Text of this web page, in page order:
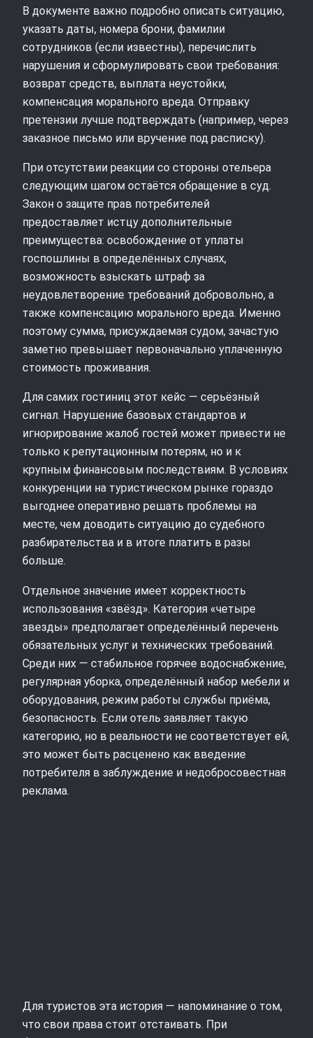
В документе важно подробно описать ситуацию,
указать даты, номера брони, фамилии
сотрудников (если известны), перечислить
нарушения и сформулировать свои требования:
возврат средств, выплата неустойки,
компенсация морального вреда. Отправку
претензии лучше подтверждать (например, через
заказное письмо или вручение под расписку).
При отсутствии реакции со стороны отельера
следующим шагом остаётся обращение в суд.
Закон о защите прав потребителей
предоставляет истцу дополнительные
преимущества: освобождение от уплаты
госпошлины в определённых случаях,
возможность взыскать штраф за
неудовлетворение требований добровольно, а
также компенсацию морального вреда. Именно
поэтому сумма, присуждаемая судом, зачастую
заметно превышает первоначально уплаченную
стоимость проживания.
Для самих гостиниц этот кейс — серьёзный
сигнал. Нарушение базовых стандартов и
игнорирование жалоб гостей может привести не
только к репутационным потерям, но и к
крупным финансовым последствиям. В условиях
конкуренции на туристическом рынке гораздо
выгоднее оперативно решать проблемы на
месте, чем доводить ситуацию до судебного
разбирательства и в итоге платить в разы
больше.
Отдельное значение имеет корректность
использования «звёзд». Категория «четыре
звезды» предполагает определённый перечень
обязательных услуг и технических требований.
Среди них — стабильное горячее водоснабжение,
регулярная уборка, определённый набор мебели и
оборудования, режим работы службы приёма,
безопасность. Если отель заявляет такую
категорию, но в реальности не соответствует ей,
это может быть расценено как введение
потребителя в заблуждение и недобросовестная
реклама.
Для туристов эта история — напоминание о том,
что свои права стоит отстаивать. При